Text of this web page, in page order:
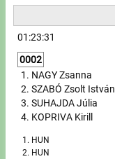
01:23:31
0002
NAGY Zsanna
SZABÓ Zsolt István
SUHAJDA Júlia
KOPRIVA Kirill
HUN
HUN